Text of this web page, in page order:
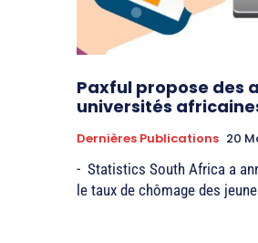
Paxful propose des
universités
Dernières Publications 20
- Statistics South Africa a
le taux de chômage des